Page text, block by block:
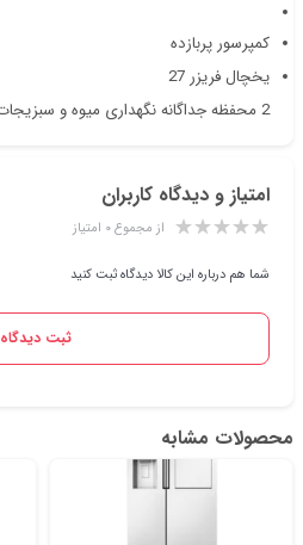
کمپرسور پربازده
یخچال فریزر 27
2 محفظه جداگانه نگهداری میوه و سبزیجات
امتیاز و دیدگاه کاربران
از مجموع ۰ امتیاز
شما هم درباره این کالا دیدگاه ثبت کنید
ثبت دیدگاه
محصولات مشابه